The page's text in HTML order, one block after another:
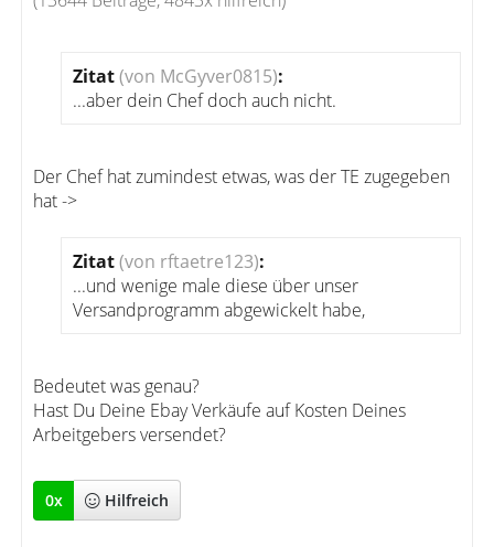
Zitat(von McGyver0815):
...aber dein Chef doch auch nicht.
Der Chef hat zumindest etwas, was der TE zugegeben
hat ->
Zitat(von rftaetre123):
...und wenige male diese über unser
Versandprogramm abgewickelt habe,
Bedeutet was genau?
Hast Du Deine Ebay Verkäufe auf Kosten Deines
Arbeitgebers versendet?
0x Hilfreich